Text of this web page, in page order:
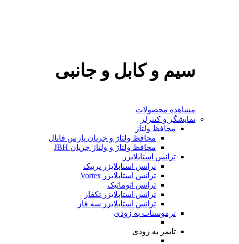
سیم و کابل و جانبی
مشاهده محصولات
نمایشگر و کنترلر
محافظ ولتاژ
محافظ ولتاژ و جریان پارس فانال
محافظ ولتاژ و ولتاژ جریان JBH
ترانس استابلایزر
ترانس استابلایزر پرنیک
ترانس استابلایزر Vortex
ترانس اتوماتیک
ترانس استابلایزر تکفاز
ترانس استابلایزر سه فاز
ترموستات به‌ زودی
تایمر به‌ زودی